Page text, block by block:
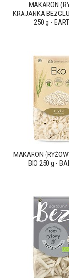
MAKARON
KRAJANKA
250 g -
MAKARON
BIO 250 g -